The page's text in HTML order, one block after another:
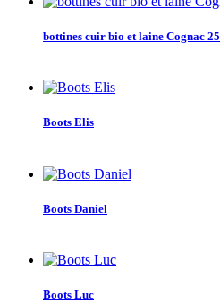
bottines cuir bio et laine Cognac 25
Boots Elis
Boots Daniel
Boots Luc